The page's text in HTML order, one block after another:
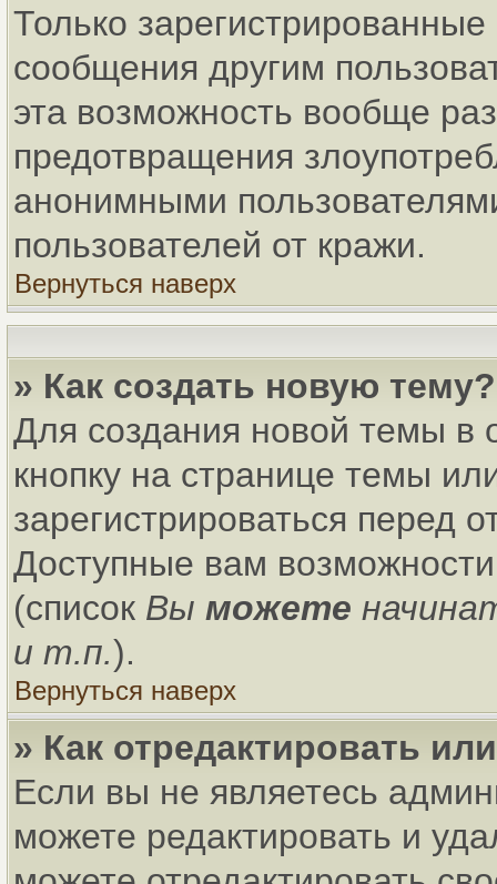
Только
сообщения другим
эта возможность вообще
предотвращения
анонимными
пользователей от кражи.
Вернуться наверх
» Как создать новую тему?
Для создания новой темы в
кнопку на странице темы
зарегистрироваться перед
Доступные вам
(список Вы можете
и т.п.).
Вернуться наверх
» Как отредактировать
Если вы не являетесь
можете редактировать и